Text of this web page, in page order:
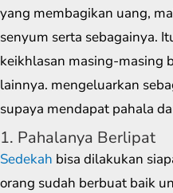
yang membagikan uang,
senyum serta sebagainya.
keikhlasan masing-masing
lainnya. mengeluarkan
supaya mendapat pahala
1. Pahalanya Berlipat
Sedekah bisa dilakukan
orang sudah berbuat baik